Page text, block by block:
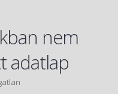
nem
adatlap